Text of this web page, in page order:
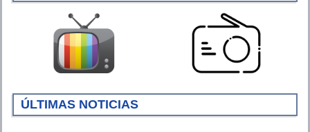
ÚLTIMAS NOTICIAS